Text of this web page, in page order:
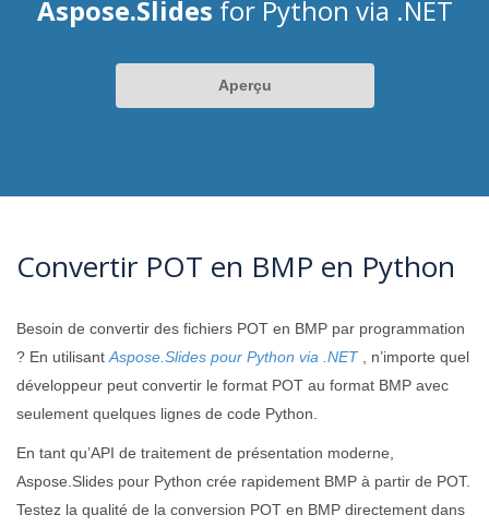
Aspose.Slides for Python via .NET
Aperçu
Convertir POT en BMP en Python
Besoin de convertir des fichiers POT en BMP par programmation
? En utilisant Aspose.Slides pour Python via .NET, n’importe quel
développeur peut convertir le format POT au format BMP avec
seulement quelques lignes de code Python.
En tant qu’API de traitement de présentation moderne,
Aspose.Slides pour Python crée rapidement BMP à partir de POT.
Testez la qualité de la conversion POT en BMP directement dans